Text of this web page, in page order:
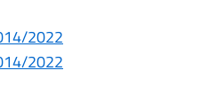
2022
2022